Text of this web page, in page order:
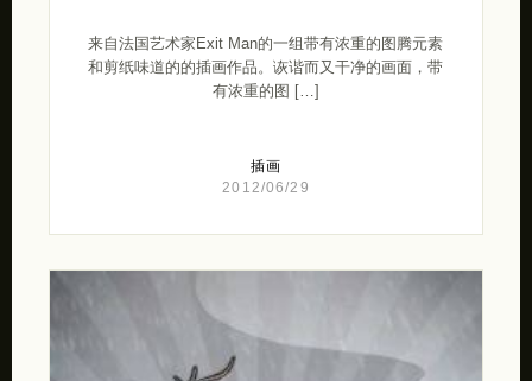
来自法国艺术家Exit Man的一组带有浓重的图腾元素
和剪纸味道的的插画作品。诙谐而又干净的画面，带
有浓重的图 […]
插画
2012/06/29